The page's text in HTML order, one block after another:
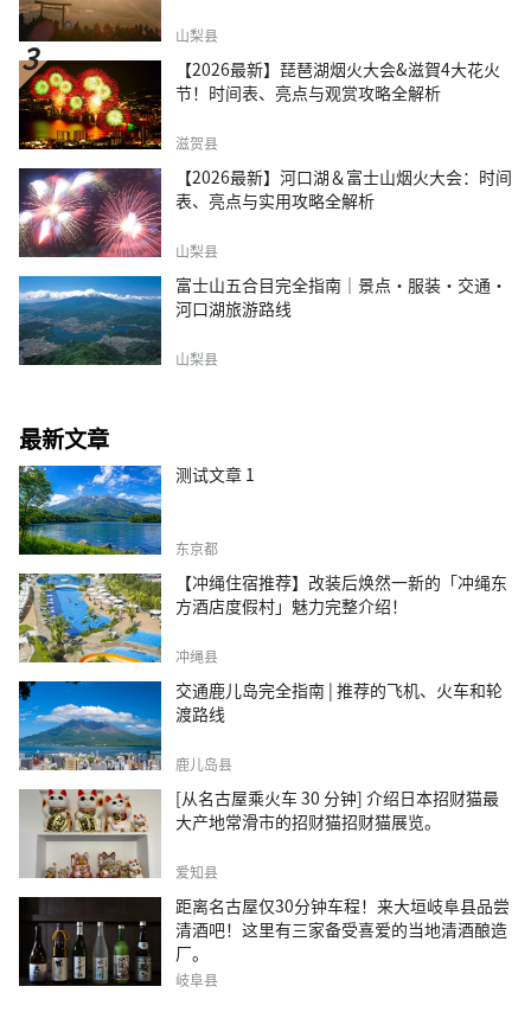
山梨县
【2026最新】琵琶湖烟火大会&滋賀4大花火
节！时间表、亮点与观赏攻略全解析
滋贺县
【2026最新】河口湖＆富士山烟火大会：时间
表、亮点与实用攻略全解析
山梨县
富士山五合目完全指南｜景点·服装·交通·
河口湖旅游路线
山梨县
最新文章
测试文章 1
东京都
【冲绳住宿推荐】改装后焕然一新的「冲绳东
方酒店度假村」魅力完整介绍！
冲绳县
交通鹿儿岛完全指南 | 推荐的飞机、火车和轮
渡路线
鹿儿岛县
[从名古屋乘火车 30 分钟] 介绍日本招财猫最
大产地常滑市的招财猫招财猫展览。
爱知县
距离名古屋仅30分钟车程！来大垣岐阜县品尝
清酒吧！这里有三家备受喜爱的当地清酒酿造
厂。
岐阜县